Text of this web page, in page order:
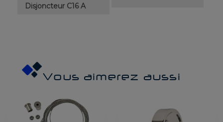
Disjoncteur C16 A
Vous aimerez aussi